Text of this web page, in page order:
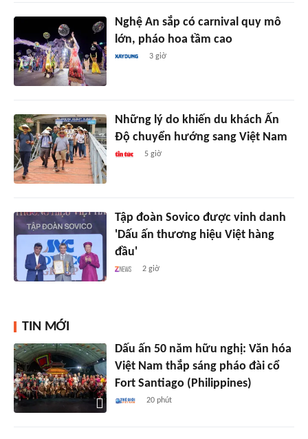
Nghệ An sắp có carnival quy mô
lớn, pháo hoa tầm cao
3 giờ
Những lý do khiến du khách Ấn
Độ chuyển hướng sang Việt Nam
5 giờ
Tập đoàn Sovico được vinh danh
'Dấu ấn thương hiệu Việt hàng
đầu'
2 giờ
TIN MỚI
Dấu ấn 50 năm hữu nghị: Văn hóa
Việt Nam thắp sáng pháo đài cổ
Fort Santiago (Philippines)
20 phút